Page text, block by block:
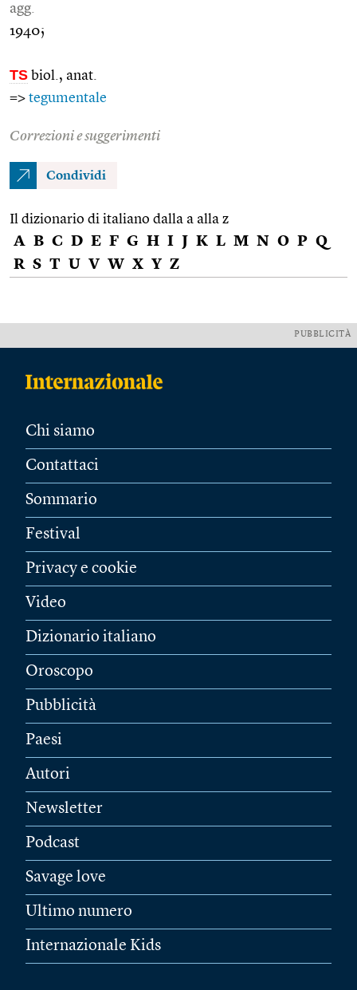
agg.
1940;
TS biol., anat.
=> tegumentale
Correzioni e suggerimenti
Condividi
Il dizionario di italiano dalla a alla z
A B C D E F G H I J K L M N O P Q
R S T U V W X Y Z
PUBBLICITÀ
Chi siamo
Contattaci
Sommario
Festival
Privacy e cookie
Video
Dizionario italiano
Oroscopo
Pubblicità
Paesi
Autori
Newsletter
Podcast
Savage love
Ultimo numero
Internazionale Kids